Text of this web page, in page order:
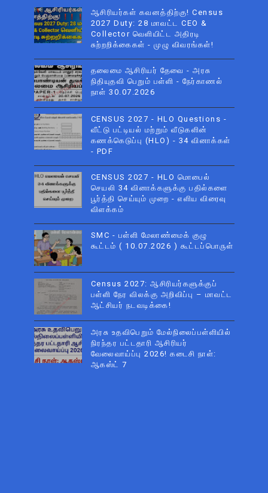
ஆசிரியர்கள் கவனத்திற்கு! Census
2027 Duty: 28 மாவட்ட CEO &
Collector வெளியிட்ட அதிரடி
சுற்றறிக்கைகள் - முழு விவரங்கள்!
தலைமை ஆசிரியர் தேவை - அரசு
நிதியுதவி பெறும் பள்ளி - நேர்காணல்
நாள் 30.07.2026
CENSUS 2027 - HLO Questions -
வீட்டு பட்டியல் மற்றும் வீடுகளின்
கணக்கெடுப்பு (HLO) - 34 வினாக்கள்
- PDF
CENSUS 2027 - HLO மொபைல்
செயலி 34 வினாக்களுக்கு பதில்களை
பூர்த்தி செய்யும் முறை - எளிய விரைவு
விளக்கம்
SMC - பள்ளி மேலாண்மைக் குழு
கூட்டம் ( 10.07.2026 ) கூட்டப்பொருள்
Census 2027: ஆசிரியர்களுக்குப்
பள்ளி நேர விலக்கு அறிவிப்பு – மாவட்ட
ஆட்சியர் நடவடிக்கை!
அரசு உதவிபெறும் மேல்நிலைப்பள்ளியில்
நிரந்தர பட்டதாரி ஆசிரியர்
வேலைவாய்ப்பு 2026! கடைசி நாள்:
ஆகஸ்ட் 7